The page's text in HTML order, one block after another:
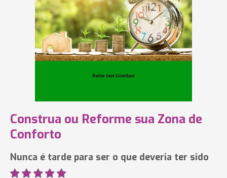
Construa ou Reforme sua Zona de
Conforto
Nunca é tarde para ser o que deveria ter sido